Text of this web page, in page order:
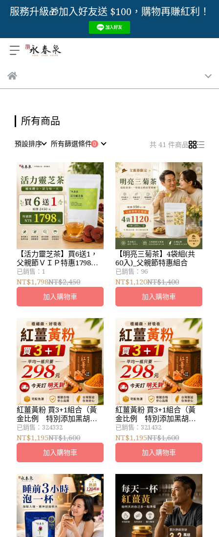
服務升級🎁加入好友送 $100，購物再賺紅利！
所有商品
預設排序 所有篩選條件 共 41 件商品
【活力靈芝茶】買6送1，
父親節ＶＩＰ特惠1798元
（1袋/15小包）原價2450
元
已銷售：1
NT$1,798NT$2,450
加入購物車
【明亮三菊茶】4袋組(共
60入)_父親節特惠組合
已銷售：96
NT$1,120NT$1,400
加入購物車
紅薑黃粉 買3+1組合（黃
金比例 特別添加黑胡椒
粉）優惠活動：宅配免運
＿pm:3:00前下單，隔日到
貨，⚠️遇假日延後，到正
常上班日到貨
已銷售：324332
NT$1,195NT$1,600
加入購物車
紅薑黃粉 買3+1組合（黃
金比例 特別添加黑胡椒
粉）優惠活動：宅配免運
＿pm:3:00前下單，隔日到
貨，遇假日延後
已銷售：321432
NT$1,195NT$1,600
加入購物車